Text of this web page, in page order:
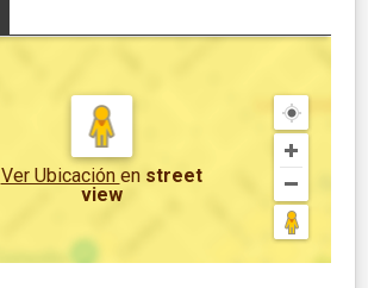
Ver Ubicación en street
view